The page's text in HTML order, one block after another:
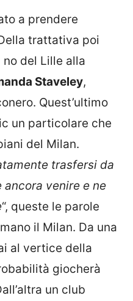
a prendere
trattativa poi
del Lille alla
Staveley,
Quest’ultimo
un particolare che
del Milan.
trasfersi da
ancora venire e ne
“, queste le parole
il Milan. Da una
al vertice della
giocherà
un club